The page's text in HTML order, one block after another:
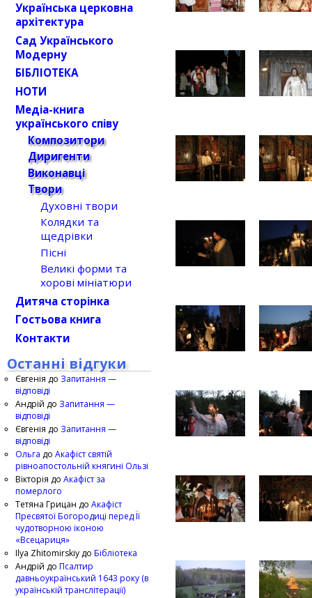
Українська церковна
архітектура
Сад Українського
Модерну
БІБЛІОТЕКА
НОТИ
Медіа-книга
українського співу
Композитори
Диригенти
Виконавці
Твори
Духовні твори
Колядки та
щедрівки
Пісні
Великі форми та
хорові мініатюри
Дитяча сторінка
Гостьова книга
Контакти
Останні відгуки
Євгенія до Запитання —
відповіді
Андрій до Запитання —
відповіді
Євгенія до Запитання —
відповіді
Ольга до Акафіст святій
рівноапостольній княгині Ользі
Вікторія до Акафіст за
померлого
Тетяна Грицан до Акафіст
Пресвятої Богородиці перед Її
чудотворною іконою
«Всецариця»
Ilya Zhitomirskiy до Бібліотека
Андрій до Псалтир
давньоукраїнський 1643 року (в
українській транслітерації)